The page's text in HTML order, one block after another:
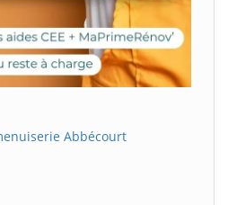
Abbécourt